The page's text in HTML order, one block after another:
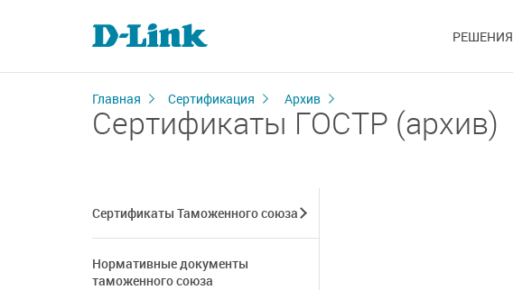
РЕШЕНИЯ
Главная Сертификация Архив
Сертификаты ГОСТР (архив)
Сертификаты Таможенного союза
Нормативные документы
таможенного союза